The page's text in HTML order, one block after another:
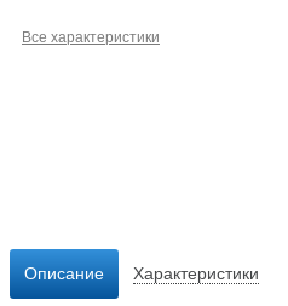
Все характеристики
Описание Характеристики